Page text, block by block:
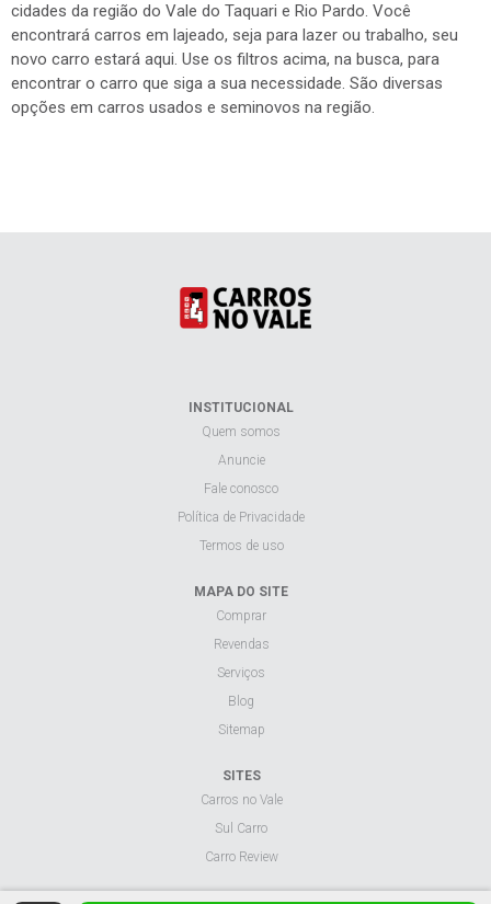
cidades da região do Vale do Taquari e Rio Pardo. Você
encontrará carros em lajeado, seja para lazer ou trabalho, seu
novo carro estará aqui. Use os filtros acima, na busca, para
encontrar o carro que siga a sua necessidade. São diversas
opções em carros usados e seminovos na região.
INSTITUCIONAL
Quem somos
Anuncie
Fale conosco
Política de Privacidade
Termos de uso
MAPA DO SITE
Comprar
Revendas
Serviços
Blog
Sitemap
SITES
Carros no Vale
Sul Carro
Carro Review